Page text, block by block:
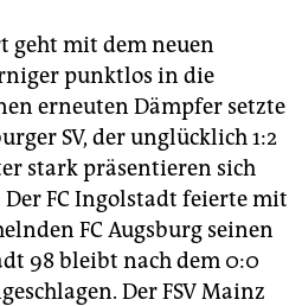
geht mit dem neuen
punktlos in die
erneuten Dämpfer setzte
SV, der unglücklich 1:2
stark präsentieren sich
FC Ingolstadt feierte mit
FC Augsburg seinen
98 bleibt nach dem 0:0
Der FSV Mainz